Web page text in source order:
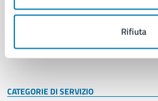
Rifiuta
Politici
Intranet, posta aziendale e protocollo
CATEGORIE DI SERVIZIO